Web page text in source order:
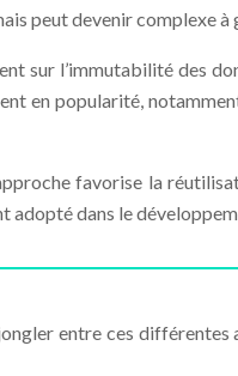
peut devenir complexe
sur l’immutabilité des
en popularité,
favorise la
dans le
entre ces différentes